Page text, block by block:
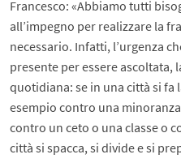
Francesco: «Abbiamo tutti
all’impegno per realizzare la
necessario. Infatti, l’urgenza
presente per essere ascoltata,
quotidiana: se in una città si
esempio contro una
contro un ceto o una classe o
città si spacca, si divide e si